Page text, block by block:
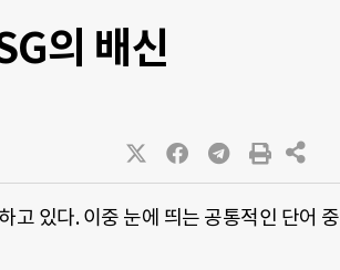
의 배신
고 있다. 이중 눈에 띄는 공통적인 단어 중